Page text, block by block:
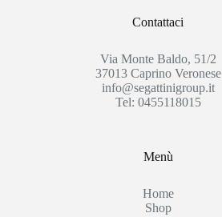
Contattaci
Via Monte Baldo, 51/2
37013 Caprino Veronese
info@segattinigroup.it
Tel: 0455118015
Menù
Home
Shop